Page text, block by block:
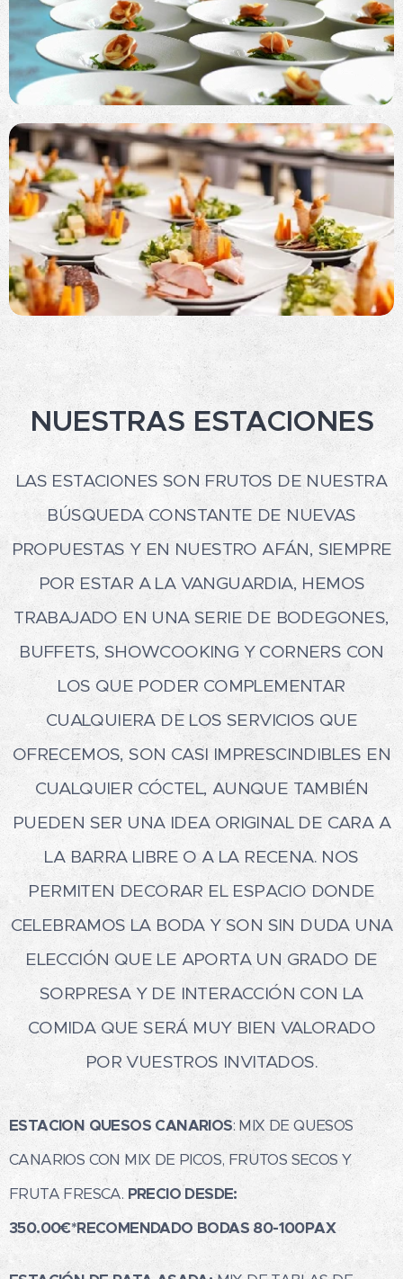
NUESTRAS ESTACIONES
LAS ESTACIONES SON FRUTOS DE NUESTRA
BÚSQUEDA CONSTANTE DE NUEVAS
PROPUESTAS Y EN NUESTRO AFÁN, SIEMPRE
POR ESTAR A LA VANGUARDIA, HEMOS
TRABAJADO EN UNA SERIE DE BODEGONES,
BUFFETS, SHOWCOOKING Y CORNERS CON
LOS QUE PODER COMPLEMENTAR
CUALQUIERA DE LOS SERVICIOS QUE
OFRECEMOS, SON CASI IMPRESCINDIBLES EN
CUALQUIER CÓCTEL, AUNQUE TAMBIÉN
PUEDEN SER UNA IDEA ORIGINAL DE CARA A
LA BARRA LIBRE O A LA RECENA. NOS
PERMITEN DECORAR EL ESPACIO DONDE
CELEBRAMOS LA BODA Y SON SIN DUDA UNA
ELECCIÓN QUE LE APORTA UN GRADO DE
SORPRESA Y DE INTERACCIÓN CON LA
COMIDA QUE SERÁ MUY BIEN VALORADO
POR VUESTROS INVITADOS.
ESTACION QUESOS CANARIOS: MIX DE QUESOS
CANARIOS CON MIX DE PICOS, FRUTOS SECOS Y
FRUTA FRESCA. PRECIO DESDE:
350.00€*RECOMENDADO BODAS 80-100PAX